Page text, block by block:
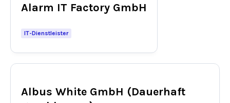
Alarm IT Factory GmbH
IT-Dienstleister
Albus White GmbH (Dauerhaft